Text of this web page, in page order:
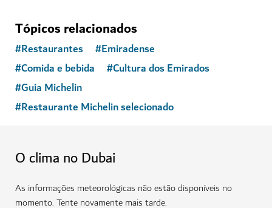
Tópicos relacionados
#Restaurantes #Emiradense
#Comida e bebida #Cultura dos Emirados
#Guia Michelin
#Restaurante Michelin selecionado
O clima no Dubai
As informações meteorológicas não estão disponíveis no
momento. Tente novamente mais tarde.